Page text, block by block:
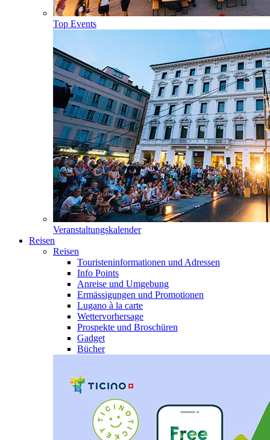
Top Events
Veranstaltungskalender
Reisen
Reisen
Touristeninformationen und Adressen
Info Points
Anreise und Umgebung
Ermässigungen und Promotionen
Lugano à la carte
Wettervorhersage
Prospekte und Broschüren
Gadget
Bücher